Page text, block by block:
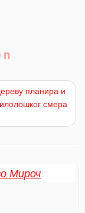
планира и
смера
Мироч